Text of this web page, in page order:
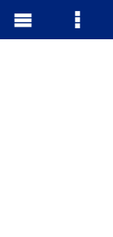
Menu Menu